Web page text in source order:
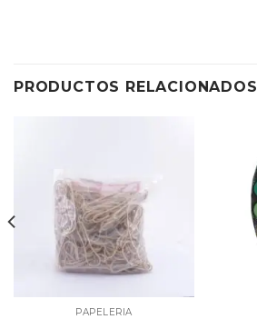
PRODUCTOS RELACIONADOS
PAPELERIA